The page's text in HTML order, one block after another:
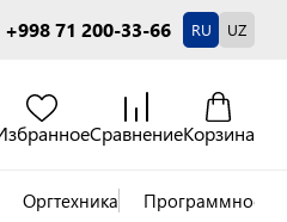
+998 71 200-33-66 RU UZ
СравнениеКорзина
Оргтехника Программное